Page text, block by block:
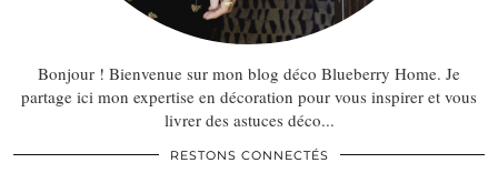
Bonjour ! Bienvenue sur mon blog déco Blueberry Home. Je
partage ici mon expertise en décoration pour vous inspirer et vous
livrer des astuces déco...
RESTONS CONNECTÉS